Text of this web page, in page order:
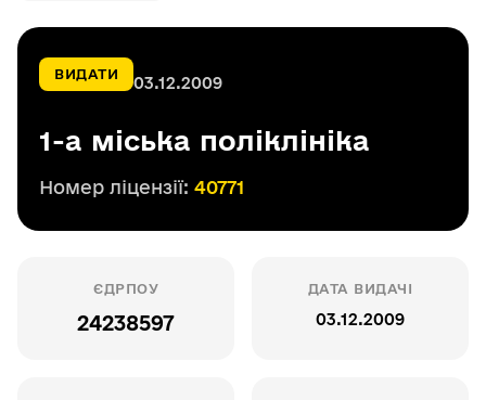
ВИДАТИ 03.12.2009
1-а міська поліклініка
Номер ліцензії: 40771
ЄДРПОУ
24238597
ДАТА ВИДАЧІ
03.12.2009